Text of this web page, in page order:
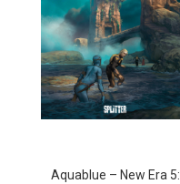
Aquablue – New Era 5: